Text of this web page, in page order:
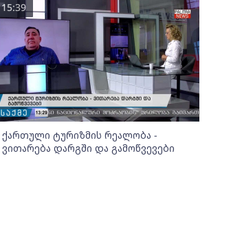
ქართული ტურიზმის რეალობა -
ვითარება დარგში და გამოწვევები
15:39